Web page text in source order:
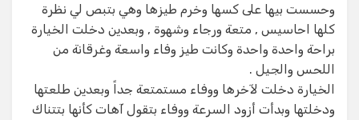
وحسست بيها على كسها وخرم طيزها وهي بتبص لي نظرة
كلها احاسيس , متعة ورجاء وشهوة , وبعدين دخلت الخيارة
براحة واحدة واحدة وكانت طيز وفاء واسعة وغرقانة من
اللحس والجيل .
الخيارة دخلت لآخرها ووفاء مستمتعة جداً وبعدين طلعتها
ودخلتها وبدأت أزود السرعة ووفاء بتقول آهات كأنها بتتناك